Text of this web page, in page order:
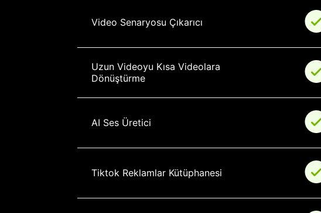
Video Senaryosu Çıkarıcı
Uzun Videoyu Kısa Videolara
Dönüştürme
AI Ses Üretici
Tiktok Reklamlar Kütüphanesi